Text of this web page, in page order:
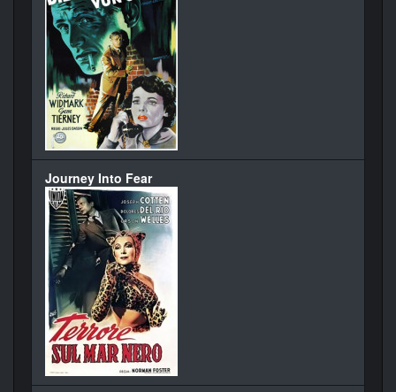
Journey Into Fear